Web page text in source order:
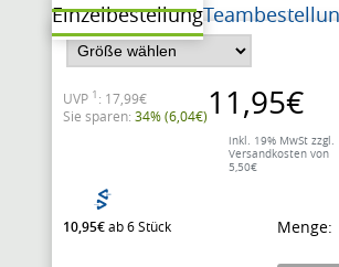
Einzelbestellung
11,95€
inkl. 19% MwSt zzgl.
Versandkosten von
5,50€
UVP 1 : 17,99€
Sie sparen: 34% (6,04€)
Menge:
10,95€ab 6 Stück